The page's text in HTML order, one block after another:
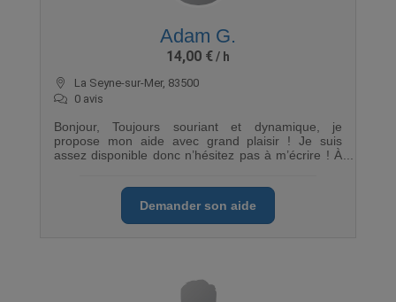
Adam G.
14,00 €
La Seyne-sur-Mer, 83500
0 avis
Bonjour, Toujours souriant et dynamique, je
propose mon aide avec grand plaisir ! Je suis
assez disponible donc n’hésitez pas à m’écrire ! À
Demander son aide